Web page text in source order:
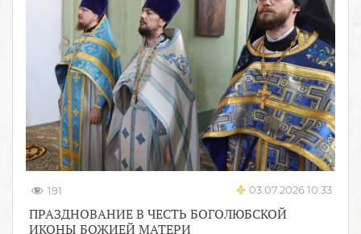
191 03.07.2026 10:33
ПРАЗДНОВАНИЕ В ЧЕСТЬ БОГОЛЮБСКОЙ
ИКОНЫ БОЖИЕЙ МАТЕРИ